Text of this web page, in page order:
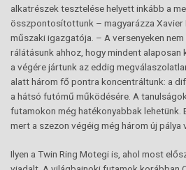
alkatrészek tesztelése helyett inkább a
összpontosítottunk – magyarázza Xavier
műszaki igazgatója. – A versenyeken
rálátásunk ahhoz, hogy mindent
a végére jártunk az eddig
alatt három fő pontra koncentráltunk: a
a hátsó futómű működésére. A
futamokon még hatékonyabbak lehetünk.
mert a szezon végéig még három új pálya
Ilyen a Twin Ring Motegi is, ahol most